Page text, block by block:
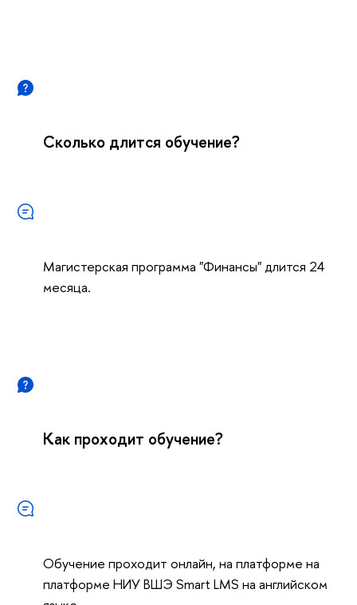
Сколько длится обучение?
Магистерская программа "Финансы" длится 24
месяца.
Как проходит обучение?
Обучение проходит онлайн, на платформе на
платформе НИУ ВШЭ Smart LMS на английском